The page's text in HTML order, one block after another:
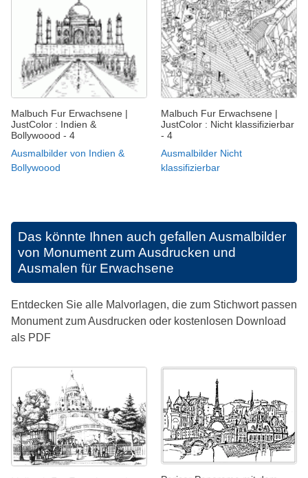
Malbuch Fur Erwachsene |
JustColor : Indien &
Bollywoood - 4
Ausmalbilder von Indien &
Bollywoood
Malbuch Fur Erwachsene |
JustColor : Nicht klassifizierbar
- 4
Ausmalbilder Nicht
klassifizierbar
Das könnte Ihnen auch gefallen Ausmalbilder
von Monument zum Ausdrucken und
Ausmalen für Erwachsene
Entdecken Sie alle Malvorlagen, die zum Stichwort passen
Monument zum Ausdrucken oder kostenlosen Download
als PDF